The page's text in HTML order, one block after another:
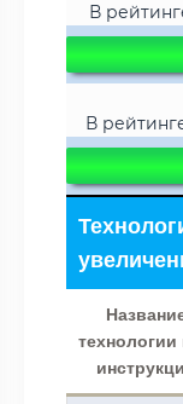
В
В
технологии